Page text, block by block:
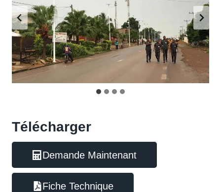
Télécharger
Demande Maintenant
Fiche Technique